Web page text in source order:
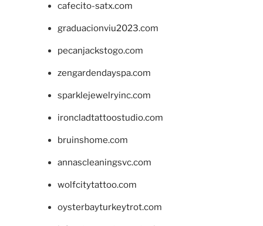
cafecito-satx.com
graduacionviu2023.com
pecanjackstogo.com
zengardendayspa.com
sparklejewelryinc.com
ironcladtattoostudio.com
bruinshome.com
annascleaningsvc.com
wolfcitytattoo.com
oysterbayturkeytrot.com